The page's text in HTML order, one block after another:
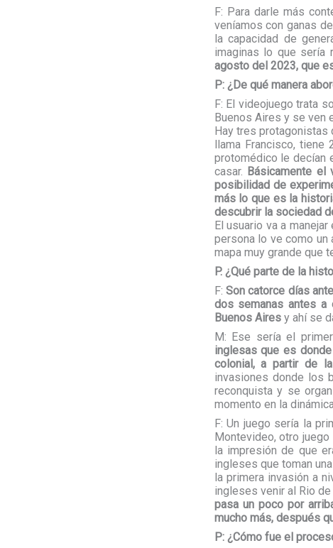
F: Para darle más
veníamos con ganas
la capacidad de
imaginas lo que sería
agosto del 2023, que
P: ¿De qué manera
F: El videojuego trata
Buenos Aires y se ven
Hay tres protagonistas
llama Francisco,
protomédico le decían
casar. Básicamente
posibilidad de
más lo que es la
descubrir la sociedad
El usuario va a
persona lo ve como un
mapa muy grande que
P. ¿Qué parte de la
F: Son catorce días
dos semanas antes a
Buenos Aires y ahí se
M: Ese sería el
inglesas que es
colonial, a partir de
invasiones donde los
reconquista y se
momento en la
F: Un juego sería la
Montevideo, otro
la impresión de que
ingleses que toman
la primera invasión a
ingleses venir al Rio
pasa un poco por
mucho más, después
P: ¿Cómo fue el